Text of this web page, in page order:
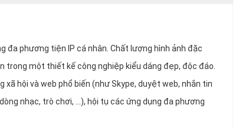
đa phương tiện IP cá nhân. Chất lượng hình ảnh đặc
trong một thiết kế công nghiệp kiểu dáng đẹp, độc đáo.
hội và web phổ biến (như Skype, duyệt web, nhắn tin
nhạc, trò chơi, …), hội tụ các ứng dụng đa phương